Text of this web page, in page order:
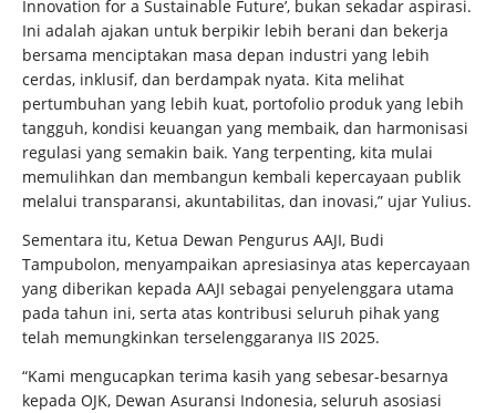
Innovation for a Sustainable Future’, bukan sekadar aspirasi.
Ini adalah ajakan untuk berpikir lebih berani dan bekerja
bersama menciptakan masa depan industri yang lebih
cerdas, inklusif, dan berdampak nyata. Kita melihat
pertumbuhan yang lebih kuat, portofolio produk yang lebih
tangguh, kondisi keuangan yang membaik, dan harmonisasi
regulasi yang semakin baik. Yang terpenting, kita mulai
memulihkan dan membangun kembali kepercayaan publik
melalui transparansi, akuntabilitas, dan inovasi,” ujar Yulius.
Sementara itu, Ketua Dewan Pengurus AAJI, Budi
Tampubolon, menyampaikan apresiasinya atas kepercayaan
yang diberikan kepada AAJI sebagai penyelenggara utama
pada tahun ini, serta atas kontribusi seluruh pihak yang
telah memungkinkan terselenggaranya IIS 2025.
“Kami mengucapkan terima kasih yang sebesar-besarnya
kepada OJK, Dewan Asuransi Indonesia, seluruh asosiasi